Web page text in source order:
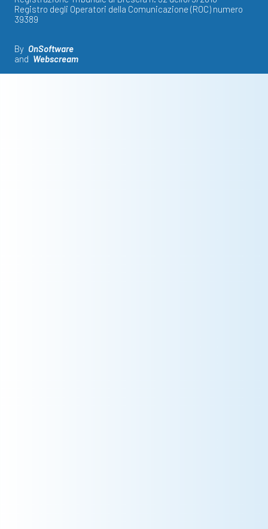
Registro degli Operatori della Comunicazione (ROC) numero
39389
By OnSoftware
and Webscream